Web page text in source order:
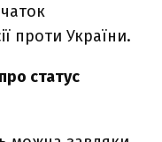
проти України.
статус